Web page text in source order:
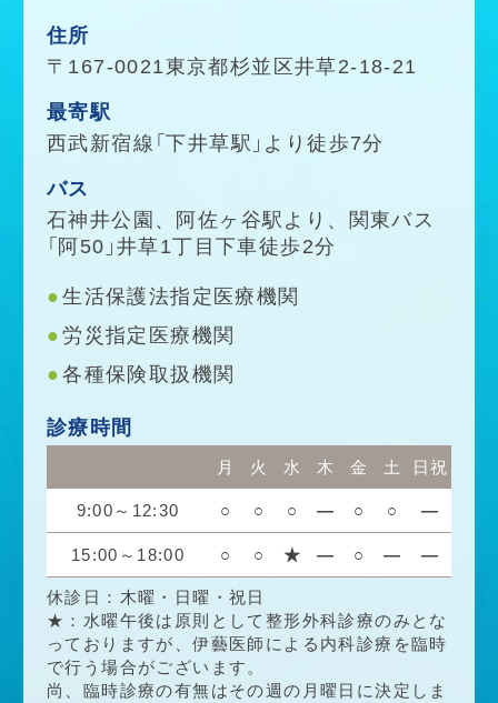
住所
〒167-0021東京都杉並区井草2-18-21
最寄駅
西武新宿線「下井草駅」より徒歩7分
バス
石神井公園、阿佐ヶ谷駅より、関東バス
「阿50」井草1丁目下車徒歩2分
生活保護法指定医療機関
労災指定医療機関
各種保険取扱機関
診療時間
休診日：木曜・日曜・祝日
★：水曜午後は原則として整形外科診療のみとな
っておりますが、伊藝医師による内科診療を臨時
で行う場合がございます。
尚、臨時診療の有無はその週の月曜日に決定しま
月 火 水 木 金 土 日祝
9:00～12:30 ○ ○ ○ ― ○ ○ ―
15:00～18:00 ○ ○ ★ ― ○ ― ―